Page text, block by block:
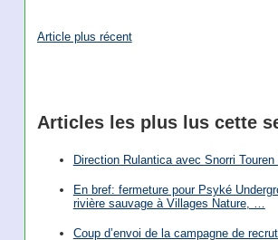
Article plus récent
Articles les plus lus cette
Direction Rulantica avec Snorri
En bref: fermeture pour Psyké
rivière sauvage à Villages Nature, …
Coup d’envoi de la campagne de